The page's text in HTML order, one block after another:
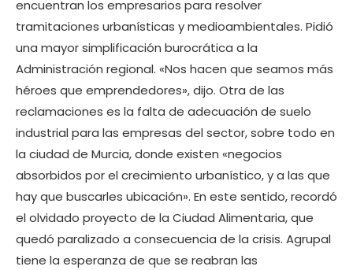
encuentran los empresarios para resolver
tramitaciones urbanísticas y medioambientales. Pidió
una mayor simplificación burocrática a la
Administración regional. «Nos hacen que seamos más
héroes que emprendedores», dijo. Otra de las
reclamaciones es la falta de adecuación de suelo
industrial para las empresas del sector, sobre todo en
la ciudad de Murcia, donde existen «negocios
absorbidos por el crecimiento urbanístico, y a las que
hay que buscarles ubicación». En este sentido, recordó
el olvidado proyecto de la Ciudad Alimentaria, que
quedó paralizado a consecuencia de la crisis. Agrupal
tiene la esperanza de que se reabran las